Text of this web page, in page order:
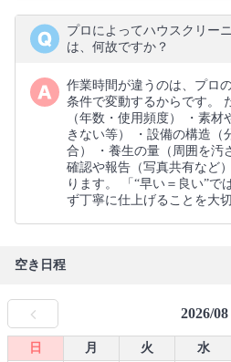
プロによってハウスクリー
は、何故ですか？
作業時間が違うのは、プロ
条件で変動するからです。
（年数・使用頻度） ・素
きない等） ・設備の構造（
合） ・養生の量（周囲を汚
確認や報告（写真共有など
ります。 「“早い＝良い”で
ず丁寧に仕上げることを大
空き日程
2026/08
日 月 火 水